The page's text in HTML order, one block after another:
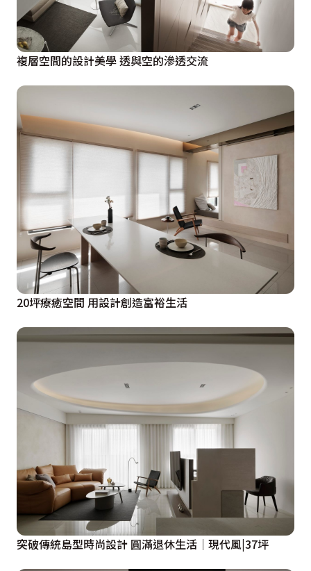
複層空間的設計美學 透與空的滲透交流
20坪療癒空間 用設計創造富裕生活
突破傳統島型時尚設計 圓滿退休生活│現代風|37坪